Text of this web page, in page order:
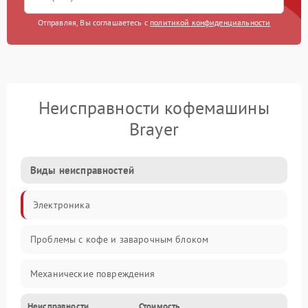
Отправляя, Вы соглашаетесь с политикой конфиденциальности
Неисправности кофемашины
Brayer
Виды неисправностей
Электроника
Проблемы с кофе и заварочным блоком
Механические повреждения